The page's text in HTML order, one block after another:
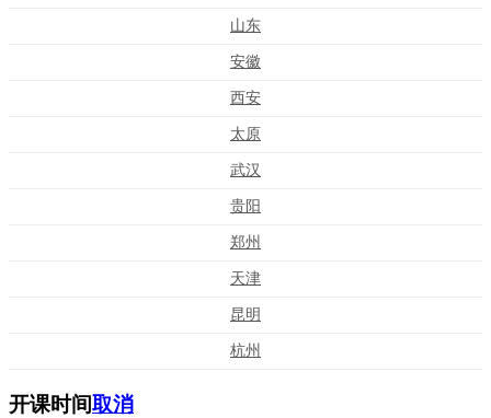
山东
安徽
西安
太原
武汉
贵阳
郑州
天津
昆明
杭州
开课时间取消